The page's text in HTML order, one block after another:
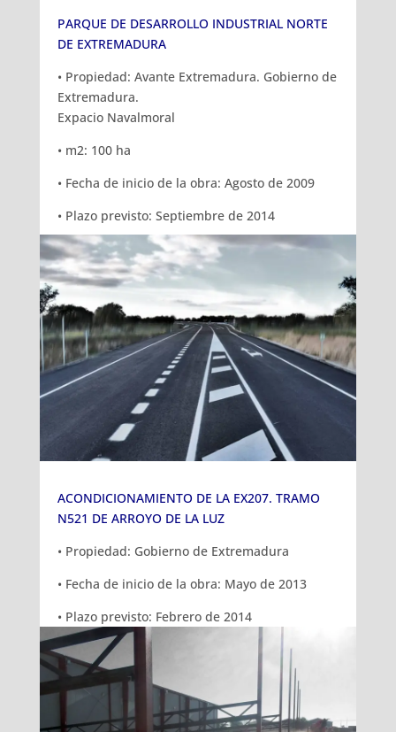
PARQUE DE DESARROLLO INDUSTRIAL NORTE
DE EXTREMADURA
• Propiedad: Avante Extremadura. Gobierno de
Extremadura.
Expacio Navalmoral
• m2: 100 ha
• Fecha de inicio de la obra: Agosto de 2009
• Plazo previsto: Septiembre de 2014
ACONDICIONAMIENTO DE LA EX207. TRAMO
N521 DE ARROYO DE LA LUZ
• Propiedad: Gobierno de Extremadura
• Fecha de inicio de la obra: Mayo de 2013
• Plazo previsto: Febrero de 2014